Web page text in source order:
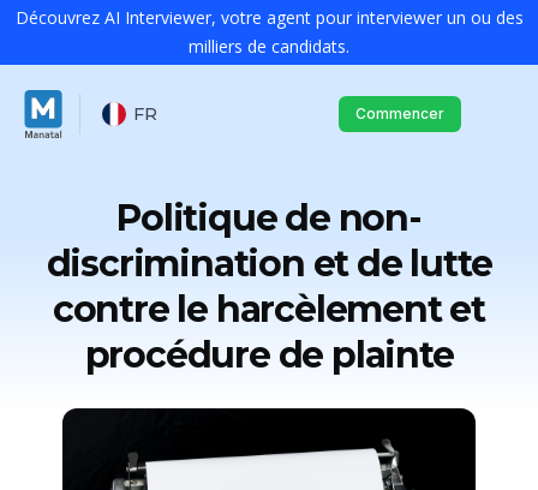
Découvrez AI Interviewer, votre agent pour interviewer un ou des
milliers de candidats.
FR Commencer
Politique de non-
discrimination et de lutte
contre le harcèlement et
procédure de plainte